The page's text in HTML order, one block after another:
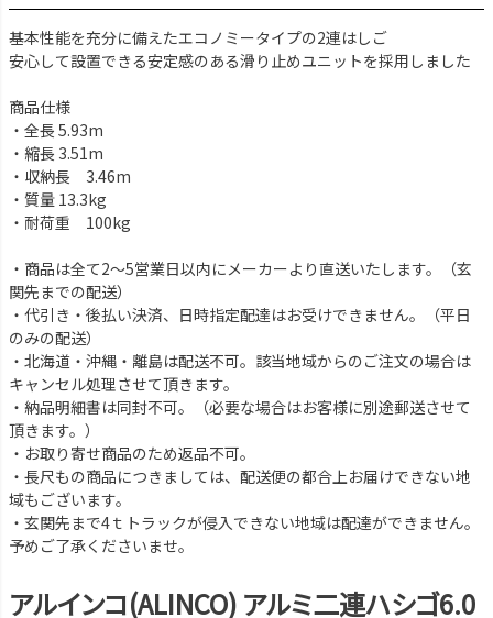
基本性能を充分に備えたエコノミータイプの2連はしご
安心して設置できる安定感のある滑り止めユニットを採用しました
商品仕様
・全長 5.93m
・縮長 3.51m
・収納長 3.46m
・質量 13.3kg
・耐荷重 100kg
・商品は全て2～5営業日以内にメーカーより直送いたします。（玄
関先までの配送）
・代引き・後払い決済、日時指定配達はお受けできません。（平日
のみの配送）
・北海道・沖縄・離島は配送不可。該当地域からのご注文の場合は
キャンセル処理させて頂きます。
・納品明細書は同封不可。（必要な場合はお客様に別途郵送させて
頂きます。）
・お取り寄せ商品のため返品不可。
・長尺もの商品につきましては、配送便の都合上お届けできない地
域もございます。
・玄関先まで4ｔトラックが侵入できない地域は配達ができません。
予めご了承くださいませ。
アルインコ(ALINCO) アルミ二連ハシゴ6.0